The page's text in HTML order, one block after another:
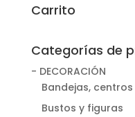
Carrito
Categorías de
- DECORACIÓN
Bandejas,
Bustos y figuras